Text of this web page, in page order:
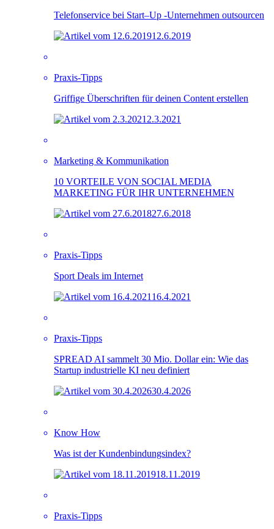
Telefonservice bei Start–Up -Unternehmen outsourcen
12.6.2019
Praxis-Tipps
Griffige Überschriften für deinen Content erstellen
2.3.2021
Marketing & Kommunikation
10 VORTEILE VON SOCIAL MEDIA
MARKETING FÜR IHR UNTERNEHMEN
27.6.2018
Praxis-Tipps
Sport Deals im Internet
16.4.2021
Praxis-Tipps
SPREAD AI sammelt 30 Mio. Dollar ein: Wie das
Startup industrielle KI neu definiert
30.4.2026
Know How
Was ist der Kundenbindungsindex?
18.11.2019
Praxis-Tipps